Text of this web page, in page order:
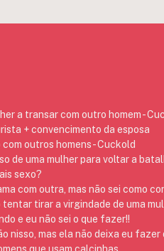
a transar com outro homem -
+ convencimento da esposa
outros homens - Cuckold
de uma mulher para voltar a
sexo?
com outra, mas não sei como
tirar a virgindade de uma
e eu não sei o que fazer!!
nisso, mas ela não deixa eu fazer
que usam calcinhas